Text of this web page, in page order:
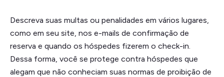
Descreva suas multas ou penalidades em vários lugares,
como em seu site, nos e-mails de confirmação de
reserva e quando os hóspedes fizerem o check-in.
Dessa forma, você se protege contra hóspedes que
alegam que não conheciam suas normas de proibição de